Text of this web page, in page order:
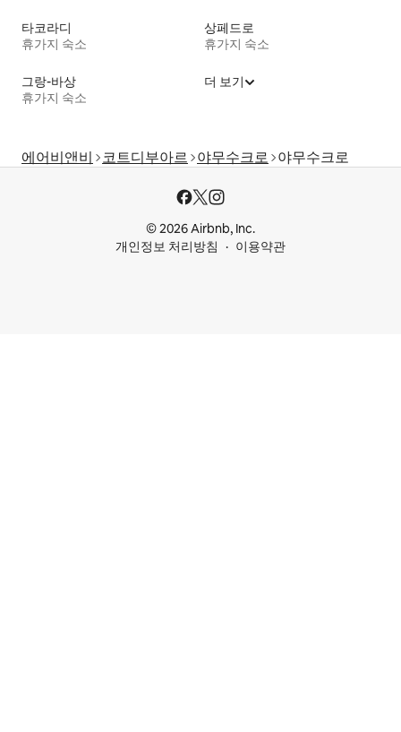
타코라디
휴가지 숙소
상페드로
휴가지 숙소
그랑-바상
휴가지 숙소
더 보기
에어비앤비 코트디부아르 야무수크로 야무수크로
© 2026 Airbnb, Inc.
개인정보 처리방침
이용약관